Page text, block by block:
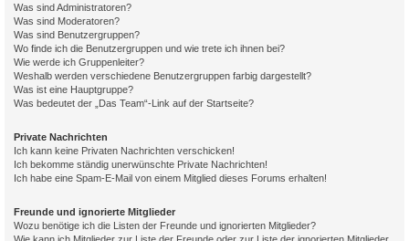
Was sind Administratoren?
Was sind Moderatoren?
Was sind Benutzergruppen?
Wo finde ich die Benutzergruppen und wie trete ich ihnen bei?
Wie werde ich Gruppenleiter?
Weshalb werden verschiedene Benutzergruppen farbig dargestellt?
Was ist eine Hauptgruppe?
Was bedeutet der „Das Team“-Link auf der Startseite?
Private Nachrichten
Ich kann keine Privaten Nachrichten verschicken!
Ich bekomme ständig unerwünschte Private Nachrichten!
Ich habe eine Spam-E-Mail von einem Mitglied dieses Forums erhalten!
Freunde und ignorierte Mitglieder
Wozu benötige ich die Listen der Freunde und ignorierten Mitglieder?